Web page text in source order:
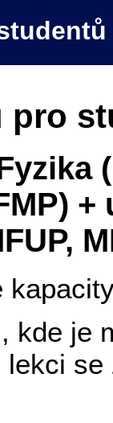
kde je
lekci